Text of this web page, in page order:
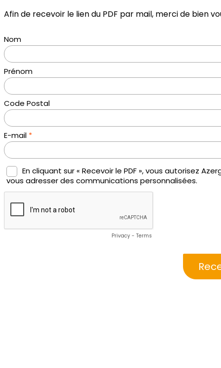
Afin de recevoir le lien du PDF par mail, merci de bien
Nom
Prénom
Code Postal
E-mail *
En cliquant sur « Recevoir le PDF », vous autorisez
vous adresser des communications personnalisées.
Privacy - Terms